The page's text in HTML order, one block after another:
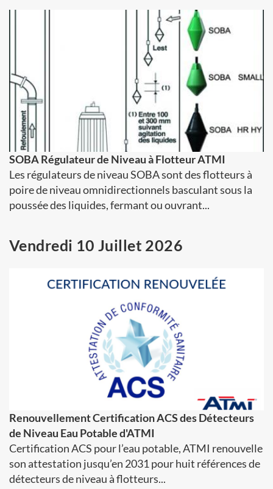
SOBA Régulateur de Niveau à Flotteur ATMI
Les régulateurs de niveau SOBA sont des flotteurs à
poire de niveau omnidirectionnels basculant sous la
poussée des liquides, fermant ou ouvrant...
Vendredi 10 Juillet 2026
Renouvellement Certification ACS des Détecteurs
de Niveau Eau Potable d'ATMI
Certification ACS pour l’eau potable, ATMI renouvelle
son attestation jusqu’en 2031 pour huit références de
détecteurs de niveau à flotteurs...